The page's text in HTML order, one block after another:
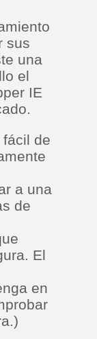
sus
una
el
IE
de
a una
de
El
en